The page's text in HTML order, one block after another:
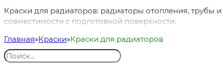
Краски для радиаторов: радиаторы отопления, трубы
совместимости с подготовкой поверхности.
Главная Краски Краски для радиаторов